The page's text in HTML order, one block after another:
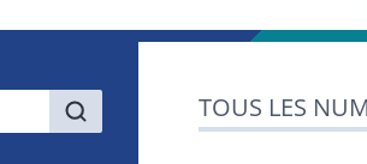
TOUS LES